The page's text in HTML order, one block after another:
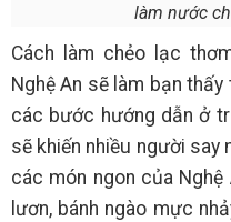
làm nước
Cách làm chẻo lạc
Nghệ An sẽ làm bạn
các bước hướng dẫn ở
sẽ khiến nhiều người say
các món ngon của Nghệ
lươn, bánh ngào mực